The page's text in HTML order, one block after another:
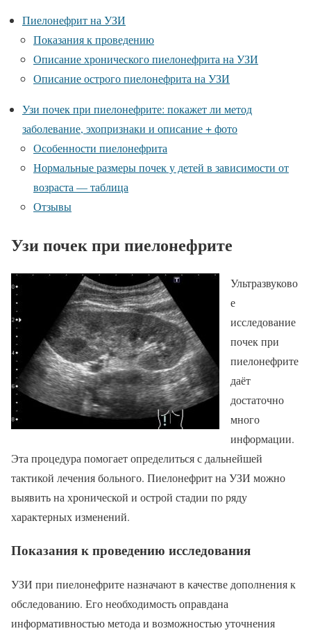
Пиелонефрит на УЗИ
Показания к проведению
Описание хронического пиелонефрита на УЗИ
Описание острого пиелонефрита на УЗИ
Узи почек при пиелонефрите: покажет ли метод
заболевание, эхопризнаки и описание + фото
Особенности пиелонефрита
Нормальные размеры почек у детей в зависимости от
возраста — таблица
Отзывы
Узи почек при пиелонефрите
Ультразвуково
е
исследование
почек при
пиелонефрите
даёт
достаточно
много
информации.
Эта процедура помогает определиться с дальнейшей
тактикой лечения больного. Пиелонефрит на УЗИ можно
выявить на хронической и острой стадии по ряду
характерных изменений.
Показания к проведению исследования
УЗИ при пиелонефрите назначают в качестве дополнения к
обследованию. Его необходимость оправдана
информативностью метода и возможностью уточнения